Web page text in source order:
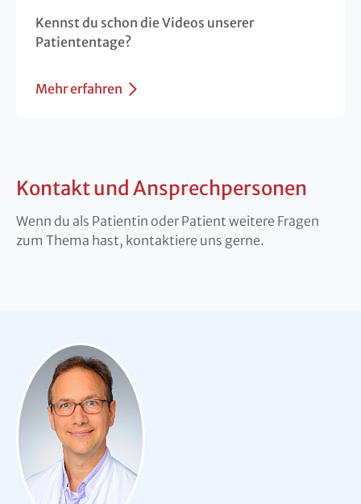
Kennst du schon die Videos unserer
Patiententage?
Mehr erfahren
Kontakt und Ansprechpersonen
Wenn du als Patientin oder Patient weitere Fragen
zum Thema hast, kontaktiere uns gerne.